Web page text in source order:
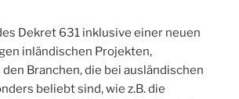
Dekret 631 inklusive einer neuen
inländischen Projekten,
Branchen, die bei ausländischen
beliebt sind, wie z.B. die